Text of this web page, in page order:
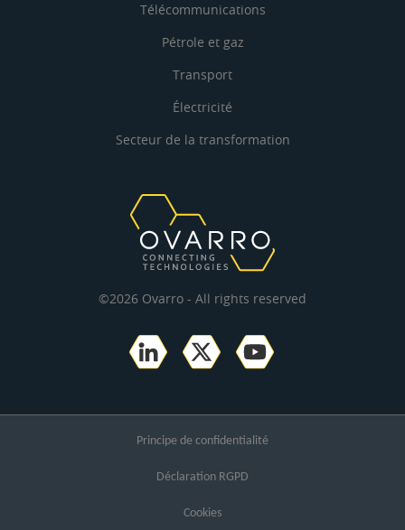
Télécommunications
Pétrole et gaz
Transport
Électricité
Secteur de la transformation
©2026 Ovarro - All rights reserved
Principe de confidentialité
Déclaration RGPD
Cookies